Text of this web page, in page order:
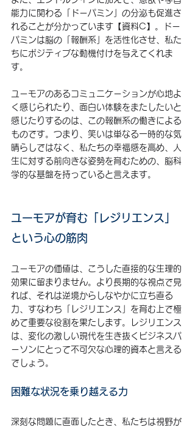
能力に関わる「ドーパミン」の分泌も促進さ
れることが分かっています【資料C】。ドー
パミンは脳の「報酬系」を活性化させ、私た
ちにポジティブな動機付けを与えてくれま
す。
ユーモアのあるコミュニケーションが心地よ
く感じられたり、面白い体験をまたしたいと
感じたりするのは、この報酬系の働きによる
ものです。つまり、笑いは単なる一時的な気
晴らしではなく、私たちの幸福感を高め、人
生に対する前向きな姿勢を育むための、脳科
学的な基盤を持っていると言えます。
ユーモアが育む「レジリエンス」
という心の筋肉
ユーモアの価値は、こうした直接的な生理的
効果に留まりません。より長期的な視点で見
れば、それは逆境からしなやかに立ち直る
力、すなわち「レジリエンス」を育む上で極
めて重要な役割を果たします。レジリエンス
は、変化の激しい現代を生き抜くビジネスパ
ーソンにとって不可欠な心理的資本と言える
でしょう。
困難な状況を乗り越える力
深刻な問題に直面したとき、私たちは視野が